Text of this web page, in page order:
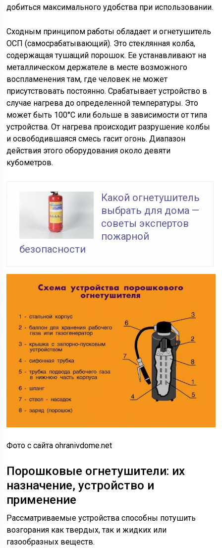
добиться максимального удобства при использовании.
Сходным принципом работы обладает и огнетушитель
ОСП (самосрабатывающий). Это стеклянная колба,
содержащая тушащий порошок. Ее устанавливают на
металлическом держателе в месте возможного
воспламенения там, где человек не может
присутствовать постоянно. Срабатывает устройство в
случае нагрева до определенной температуры. Это
может быть 100°С или больше в зависимости от типа
устройства. От нагрева происходит разрушение колбы
и освободившаяся смесь гасит огонь. Диапазон
действия этого оборудования около девяти
кубометров.
Какой огнетушитель
выбрать для дома —
советы экспертов
пожарной
безопасности
Фото с сайта ohranivdome.net
Порошковые огнетушители: их
назначение, устройство и
применение
Рассматриваемые устройства способны потушить
возгорания как твердых, так и жидких или
газообразных веществ.